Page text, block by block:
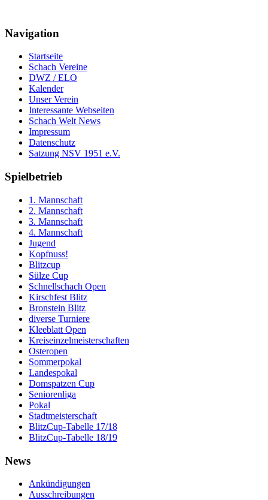
Navigation
Startseite
Schach Vereine
DWZ / ELO
Kalender
Unser Verein
Interessante Webseiten
Schach Welt News
Impressum
Datenschutz
Satzung NSV 1951 e.V.
Spielbetrieb
1. Mannschaft
2. Mannschaft
3. Mannschaft
4. Mannschaft
Jugend
Kopfnuss!
Blitzcup
Sülze Cup
Schnellschach Open
Kirschfest Blitz
Bronstein Blitz
diverse Turniere
Kleeblatt Open
Kreiseinzelmeisterschaften
Osteropen
Sommerpokal
Landespokal
Domspatzen Cup
Seniorenliga
Pokal
Stadtmeisterschaft
BlitzCup-Tabelle 17/18
BlitzCup-Tabelle 18/19
News
Ankündigungen
Ausschreibungen